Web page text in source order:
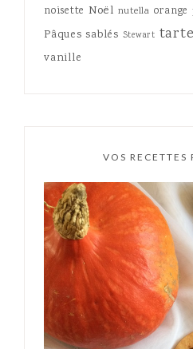
noisette Noël nutella orange
Pâques sablés Stewart tarte
vanille
VOS RECETTES